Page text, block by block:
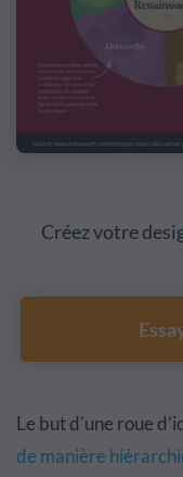
Créez votre
Le but d'une roue
de manière